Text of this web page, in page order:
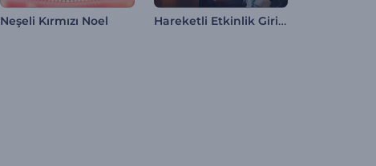
Neşeli Kırmızı Noel Hareketli Etkinlik Giriş Videosu